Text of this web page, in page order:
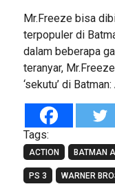
Mr.Freeze bisa
terpopuler di
dalam beberapa
teranyar,
‘sekutu’ di
Tags:
ACTION BATMAN
PS 3 WARNER